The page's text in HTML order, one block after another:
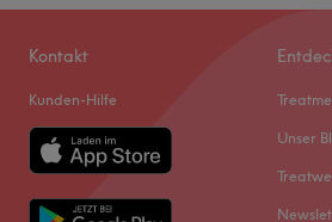
Kontakt
Kunden-Hilfe
Unser